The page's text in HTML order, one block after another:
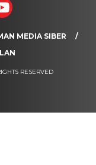
MEDIA SIBER
RESERVED